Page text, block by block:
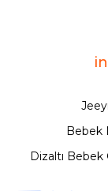
Bebek
Dizaltı Bebek